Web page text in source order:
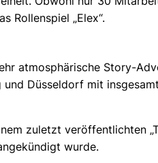
Rollenspiel „Elex“.
atmosphärische Story-
Düsseldorf mit
zuletzt veröffentlichten
wurde.